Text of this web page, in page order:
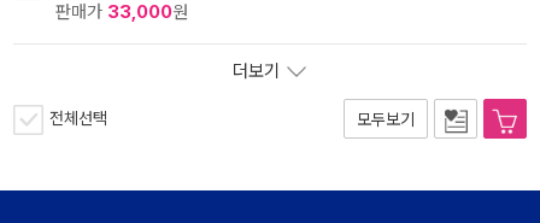
판매가 33,000원
더보기
전체선택 모두보기